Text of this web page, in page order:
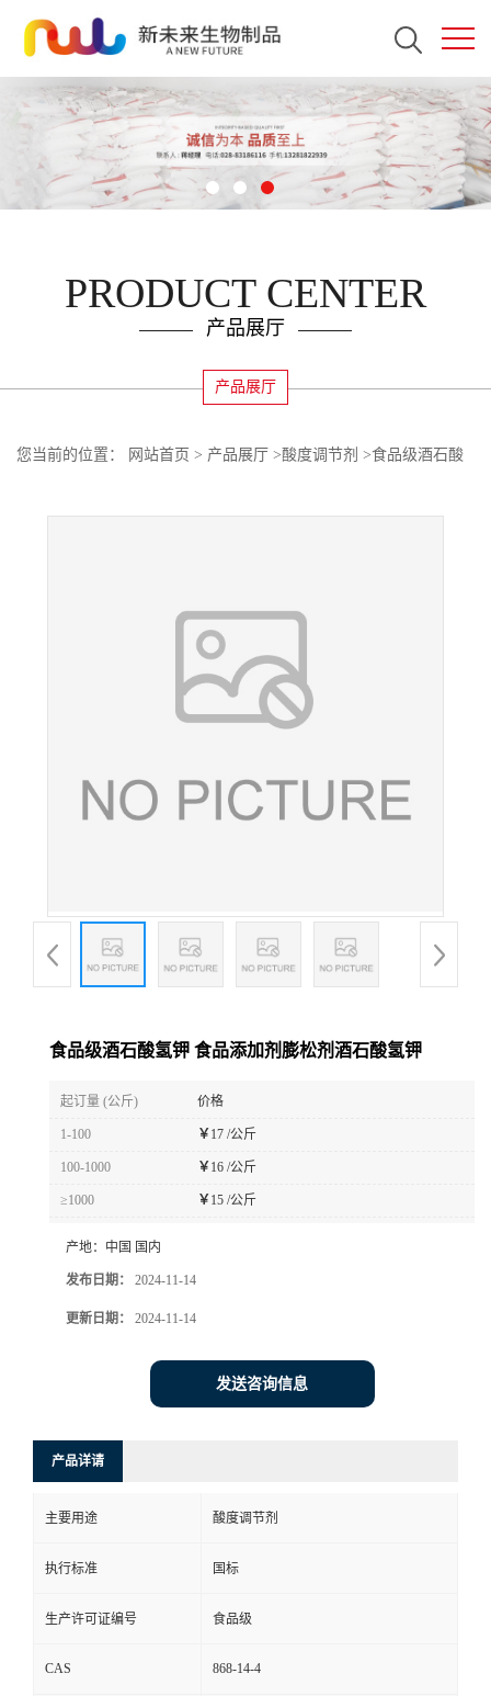
PRODUCT CENTER
产品展厅
产品展厅
您当前的位置： 网站首页 > 产品展厅 >酸度调节剂 >食品级酒石酸
食品级酒石酸氢钾 食品添加剂膨松剂酒石酸氢钾
起订量 (公斤) 价格
1-100 ￥ 17 /公斤
100-1000 ￥ 16 /公斤
≥1000 ￥ 15 /公斤
产地： 中国 国内
发布日期： 2024-11-14
更新日期： 2024-11-14
发送咨询信息
产品详请
主要用途 酸度调节剂
执行标准 国标
生产许可证编号 食品级
CAS 868-14-4